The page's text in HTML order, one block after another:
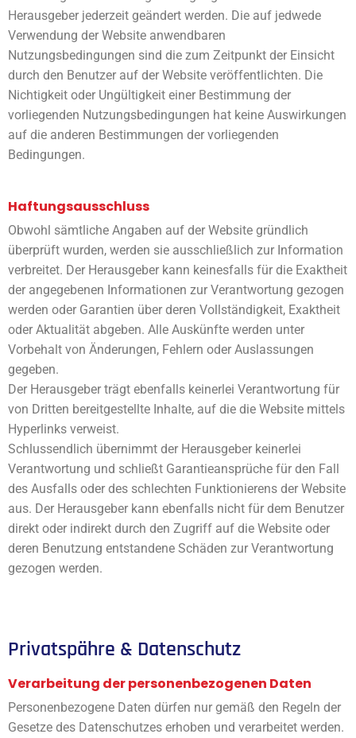
Herausgeber jederzeit geändert werden. Die auf jedwede
Verwendung der Website anwendbaren
Nutzungsbedingungen sind die zum Zeitpunkt der Einsicht
durch den Benutzer auf der Website veröffentlichten. Die
Nichtigkeit oder Ungültigkeit einer Bestimmung der
vorliegenden Nutzungsbedingungen hat keine Auswirkungen
auf die anderen Bestimmungen der vorliegenden
Bedingungen.
Haftungsausschluss
Obwohl sämtliche Angaben auf der Website gründlich
überprüft wurden, werden sie ausschließlich zur Information
verbreitet. Der Herausgeber kann keinesfalls für die Exaktheit
der angegebenen Informationen zur Verantwortung gezogen
werden oder Garantien über deren Vollständigkeit, Exaktheit
oder Aktualität abgeben. Alle Auskünfte werden unter
Vorbehalt von Änderungen, Fehlern oder Auslassungen
gegeben.
Der Herausgeber trägt ebenfalls keinerlei Verantwortung für
von Dritten bereitgestellte Inhalte, auf die die Website mittels
Hyperlinks verweist.
Schlussendlich übernimmt der Herausgeber keinerlei
Verantwortung und schließt Garantieansprüche für den Fall
des Ausfalls oder des schlechten Funktionierens der Website
aus. Der Herausgeber kann ebenfalls nicht für dem Benutzer
direkt oder indirekt durch den Zugriff auf die Website oder
deren Benutzung entstandene Schäden zur Verantwortung
gezogen werden.
Privatspähre & Datenschutz
Verarbeitung der personenbezogenen Daten
Personenbezogene Daten dürfen nur gemäß den Regeln der
Gesetze des Datenschutzes erhoben und verarbeitet werden.